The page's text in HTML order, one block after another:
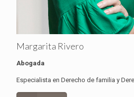
Margarita Rivero
Abogada
Especialista en Derecho de familia y